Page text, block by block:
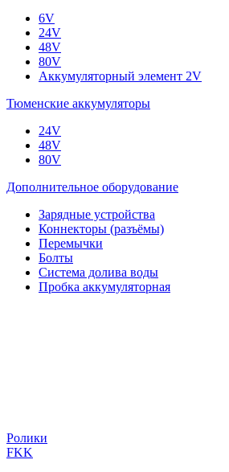
6V
24V
48V
80V
Аккумуляторный элемент 2V
Тюменские аккумуляторы
24V
48V
80V
Дополнительное оборудование
Зарядные устройства
Коннекторы (разъёмы)
Перемычки
Болты
Система долива воды
Пробка аккумуляторная
Ролики
FKK